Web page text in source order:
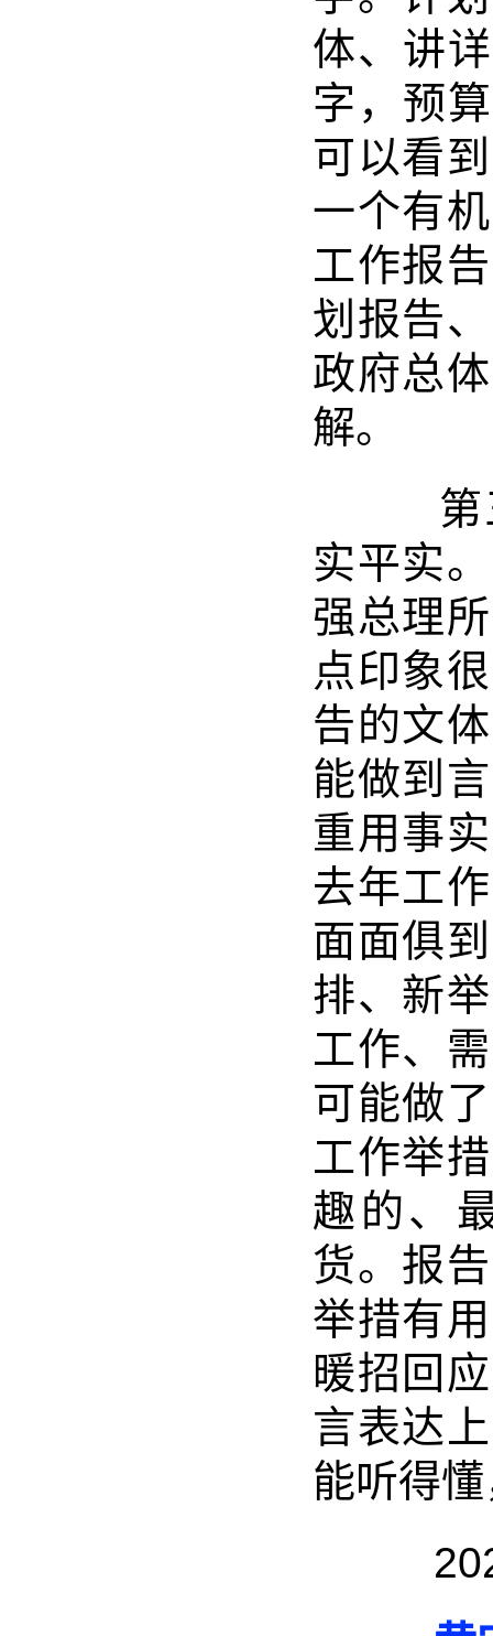
体、讲
字，预
可以看
一个有
工作报
划报告
政府总
解。
第三
实平实
强总理
点印象
告的文
能做到
重用事
去年工
面面俱
排、新
工作、
可能做
工作举
趣的、
货。报
举措有
暖招回
言表达
能听得